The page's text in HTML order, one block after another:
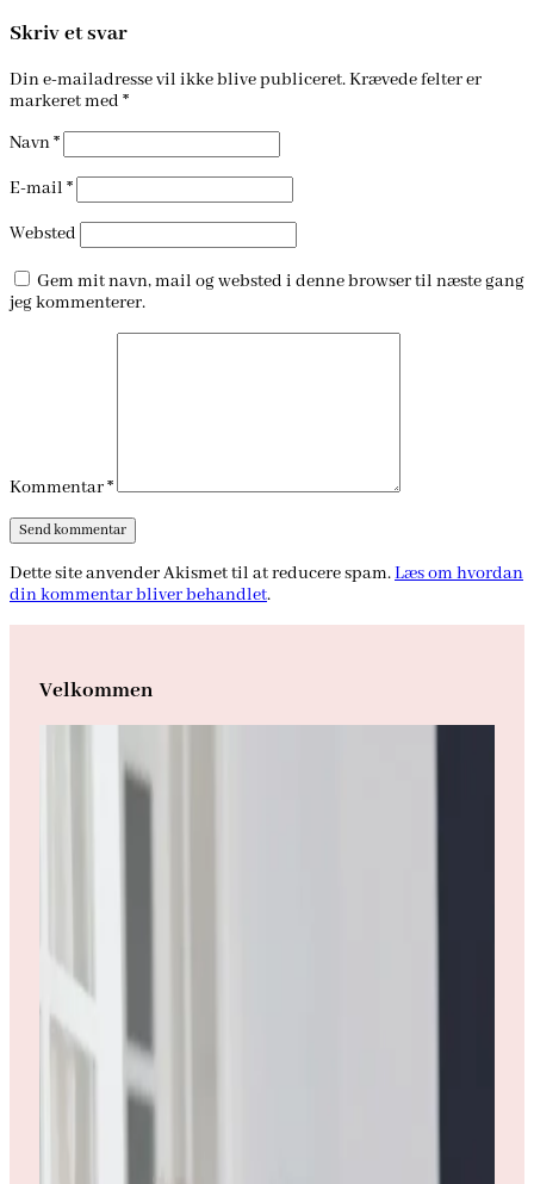
Skriv et svar
Din e-mailadresse vil ikke blive publiceret.Krævede felter er
markeret med *
Navn*
E-mail *
Websted
Gem mit navn, mail og websted i denne browser til næste gang
jeg kommenterer.
Kommentar*
Dette site anvender Akismet til at reducere spam.Læs om hvordan
din kommentar bliver behandlet.
Velkommen